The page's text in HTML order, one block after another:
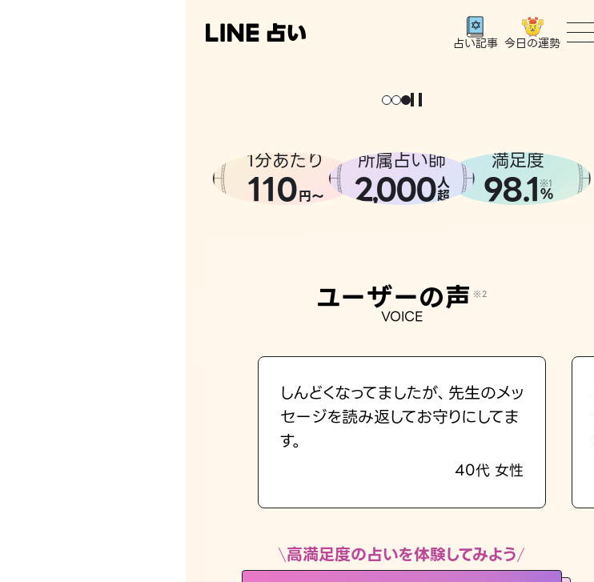
占い記事 今日の運勢
1分あたり
110円〜
所属占い師
2,000人
超
満足度
98.1 ※1
%
ユーザーの声 ※2
VOICE
しんどくなってましたが、先生のメッ
セージを読み返してお守りにしてま
す。
40代 女性
高満足度の占いを体験してみよう